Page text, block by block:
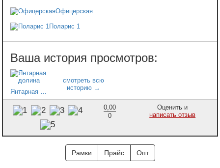
Офицерская
Поларис 1
0,00
0
Оценить и
написать отзыв
Рамки Прайс Опт